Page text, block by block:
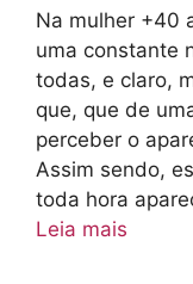
Na mulher +40
uma constante
todas, e claro,
que, que de
perceber o
Assim sendo,
toda hora
Leia mais